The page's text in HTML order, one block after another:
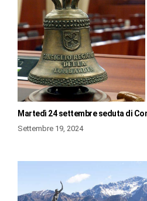
Martedì 24 settembre seduta di
Settembre 19, 2024